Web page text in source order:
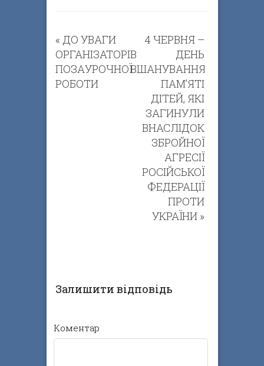
« ДО УВАГИ
ОРГАНІЗАТОРІВ
ПОЗАУРОЧНОЇ
РОБОТИ
4 ЧЕРВНЯ –
ДЕНЬ
ВШАНУВАННЯ
ПАМ’ЯТІ
ДІТЕЙ, ЯКІ
ЗАГИНУЛИ
ВНАСЛІДОК
ЗБРОЙНОЇ
АГРЕСІЇ
РОСІЙСЬКОЇ
ФЕДЕРАЦІЇ
ПРОТИ
УКРАЇНИ »
Залишити відповідь
Коментар